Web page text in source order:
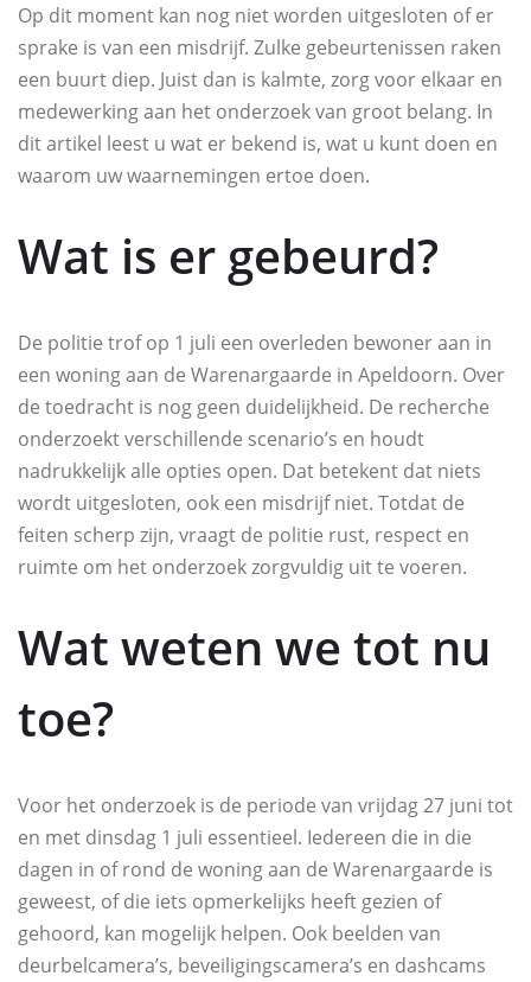
Op dit moment kan nog niet worden uitgesloten of er
sprake is van een misdrijf. Zulke gebeurtenissen raken
een buurt diep. Juist dan is kalmte, zorg voor elkaar en
medewerking aan het onderzoek van groot belang. In
dit artikel leest u wat er bekend is, wat u kunt doen en
waarom uw waarnemingen ertoe doen.
Wat is er gebeurd?
De politie trof op 1 juli een overleden bewoner aan in
een woning aan de Warenargaarde in Apeldoorn. Over
de toedracht is nog geen duidelijkheid. De recherche
onderzoekt verschillende scenario’s en houdt
nadrukkelijk alle opties open. Dat betekent dat niets
wordt uitgesloten, ook een misdrijf niet. Totdat de
feiten scherp zijn, vraagt de politie rust, respect en
ruimte om het onderzoek zorgvuldig uit te voeren.
Wat weten we tot nu
toe?
Voor het onderzoek is de periode van vrijdag 27 juni tot
en met dinsdag 1 juli essentieel. Iedereen die in die
dagen in of rond de woning aan de Warenargaarde is
geweest, of die iets opmerkelijks heeft gezien of
gehoord, kan mogelijk helpen. Ook beelden van
deurbelcamera’s, beveiligingscamera’s en dashcams